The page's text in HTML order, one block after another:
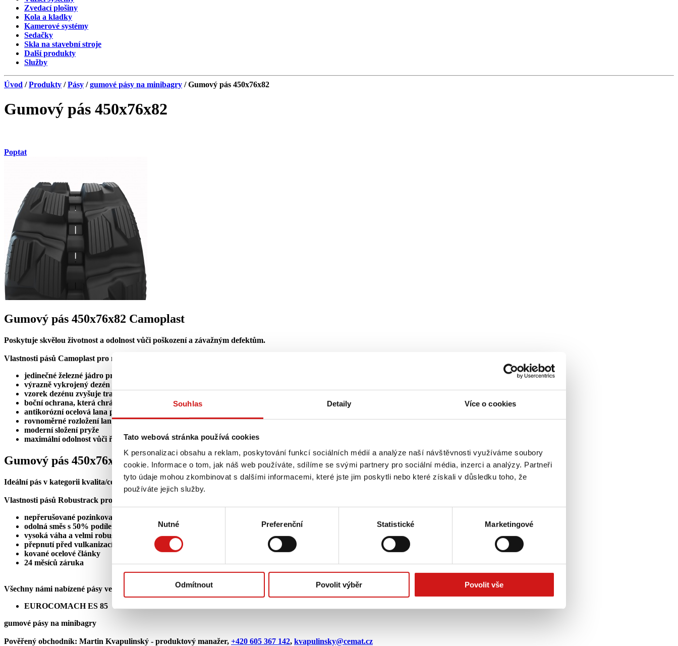
Souhlas Detaily Více o cookies
Tato webová stránka používá cookies
K personalizaci obsahu a reklam, poskytování funkcí sociálních médií a analýze naší návštěvnosti využíváme soubory
cookie. Informace o tom, jak náš web používáte, sdílíme se svými partnery pro sociální média, inzerci a analýzy. Partneři
tyto údaje mohou zkombinovat s dalšími informacemi, které jste jim poskytli nebo které získali v důsledku toho, že
používáte jejich služby.
souhlasu
Nutné Preferenční Statistické Marketingové
Odmítnout Povolit výběr Povolit vše
Zvedací plošiny
Kola a kladky
Kamerové systémy
Sedačky
Skla na stavební stroje
Další produkty
Služby
Úvod /Produkty /Pásy /gumové pásy na minibagry / Gumový pás 450x76x82
Gumový pás 450x76x82
Poptat
Gumový pás 450x76x82 Camoplast
Poskytuje skvělou životnost a odolnost vůči poškození a závažným defektům.
Vlastnosti pásů Camoplast pro minibagry:
jedinečné železné jádro prodlužující životnost součástek podvozku a redukující hlučnost
výrazně vykrojený dezén odolný vůči průřezům se schopností samočištění
vzorek dezénu zvyšuje trakci a snižuje vibrace
boční ochrana, která chrání okraj pásu před pořezáním, poškození lan a zajišťuje správné usazení pásu
antikorózní ocelová lana pro mimořádný tah
rovnoměrné rozložení lan zajišťuje rovnoměrné napnutí celého pásu
moderní složení pryže
maximální odolnost vůči řezu a roztrhnutí
Gumový pás 450x76x82 Robustrack
Ideální pás v kategorii kvalita/cena.
Vlastnosti pásů Robustrack pro minibagry:
nepřerušované pozinkované lano uvnitř pásu
odolná směs s 50% podílem přírodního kaučuku
vysoká váha a velmi robustní design
přepnutí před vulkanizací (zabraňuje natáhnutí pásu při práci)
kované ocelové články
24 měsíců záruka
Všechny námi nabízené pásy velikosti 450x76x82 jsou vhodné na stroje:
EUROCOMACH ES 85
gumové pásy na minibagry
Pověřený obchodník: Martin Kvapulinský - produktový manažer, +420 605 367 142, kvapulinsky@cemat.cz